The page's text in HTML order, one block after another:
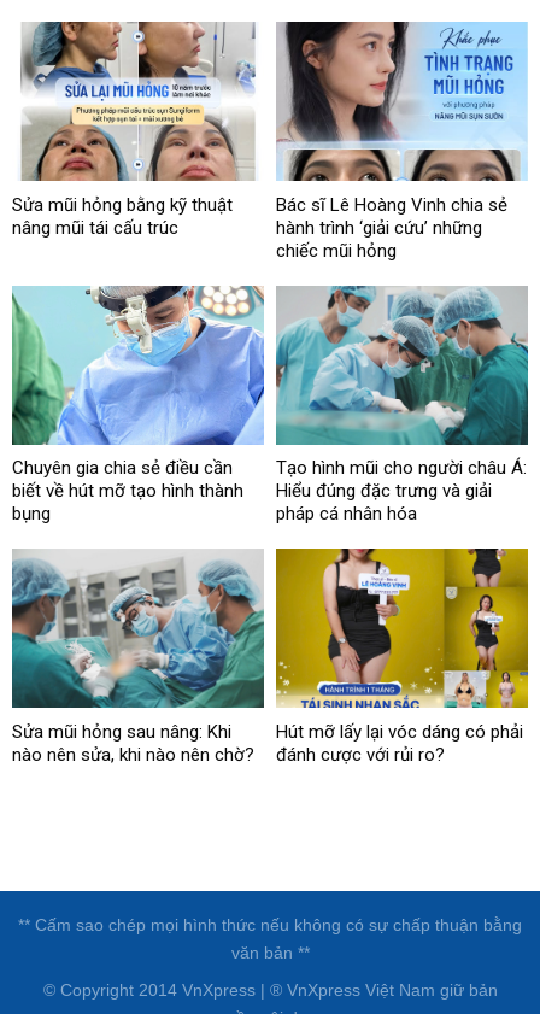
Sửa mũi hỏng bằng kỹ thuật
nâng mũi tái cấu trúc
Bác sĩ Lê Hoàng Vinh chia sẻ
hành trình ‘giải cứu’ những
chiếc mũi hỏng
Chuyên gia chia sẻ điều cần
biết về hút mỡ tạo hình thành
bụng
Tạo hình mũi cho người châu Á:
Hiểu đúng đặc trưng và giải
pháp cá nhân hóa
Sửa mũi hỏng sau nâng: Khi
nào nên sửa, khi nào nên chờ?
Hút mỡ lấy lại vóc dáng có phải
đánh cược với rủi ro?
** Cấm sao chép mọi hình thức nếu không có sự chấp thuận bằng
văn bản **
© Copyright 2014 VnXpress | ® VnXpress Việt Nam giữ bản